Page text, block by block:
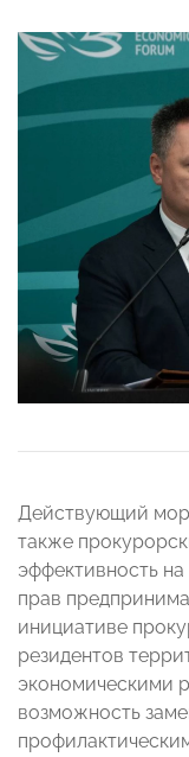
Действующий
также
эффективность
прав
инициативе
резидентов
экономическими
возможность